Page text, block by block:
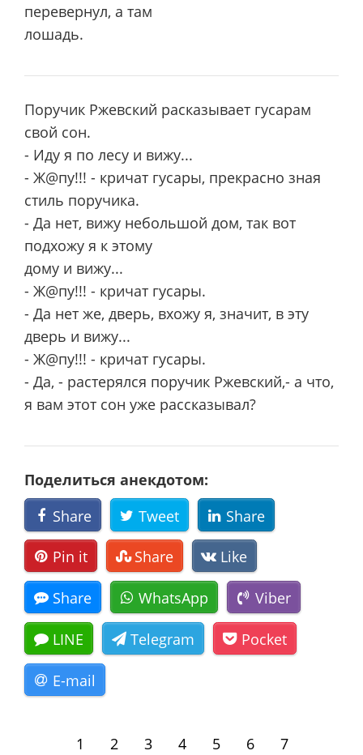
перевернул, а там
лошадь.
Поручик Ржевский расказывает гусарам
свой сон.
- Иду я по лесу и вижу...
- Ж@пу!!! - кричат гусары, прекрасно зная
стиль поручика.
- Да нет, вижу небольшой дом, так вот
подхожу я к этому
дому и вижу...
- Ж@пу!!! - кричат гусары.
- Да нет же, дверь, вхожу я, значит, в эту
дверь и вижу...
- Ж@пу!!! - кричат гусары.
- Да, - растерялся поручик Ржевский,- а что,
я вам этот сон уже рассказывал?
Поделиться анекдотом:
Share
Tweet Share
Pin it Share Like
Share WhatsApp Viber
LINE Telegram Pocket
E-mail
1 2 3 4 5 6
7